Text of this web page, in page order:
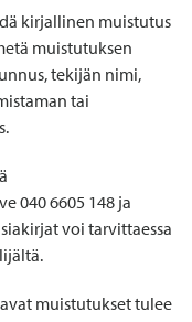
kirjallinen muistutus
muistutuksen
tekijän nimi,
tai
040 6605 148 ja
voi tarvittaessa
muistutukset tulee